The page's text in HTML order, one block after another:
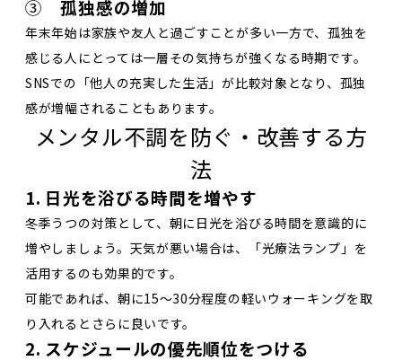
③孤独感の増加
年末年始は家族や友人と過ごすことが多い一方で、孤独を
感じる人にとっては一層その気持ちが強くなる時期です。
SNSでの「他人の充実した生活」が比較対象となり、孤独
感が増幅されることもあります。
メンタル不調を防ぐ・改善する方
法
1. 日光を浴びる時間を増やす
冬季うつの対策として、朝に日光を浴びる時間を意識的に
増やしましょう。天気が悪い場合は、「光療法ランプ」を
活用するのも効果的です。
可能であれば、朝に15〜30分程度の軽いウォーキングを取
り入れるとさらに良いです。
2. スケジュールの優先順位をつける